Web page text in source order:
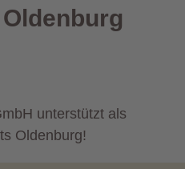
unterstützt als
Oldenburg!